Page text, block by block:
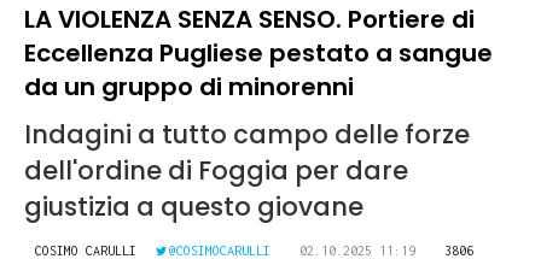
LA VIOLENZA SENZA SENSO. Portiere di
Eccellenza Pugliese pestato a sangue
da un gruppo di minorenni
Indagini a tutto campo delle forze
dell'ordine di Foggia per dare
giustizia a questo giovane
COSIMO CARULLI @COSIMOCARULLI 02.10.2025 11:19
3806